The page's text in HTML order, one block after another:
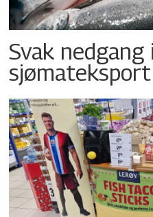
Svak